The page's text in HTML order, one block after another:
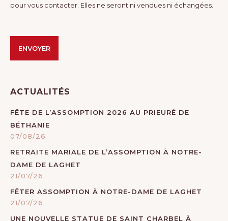
pour vous contacter. Elles ne seront ni vendues ni échangées.
Veuillez laisser ce champ vide.
ACTUALITÉS
FÊTE DE L’ASSOMPTION 2026 AU PRIEURÉ DE
BÉTHANIE
07/08/26
RETRAITE MARIALE DE L’ASSOMPTION À NOTRE-
DAME DE LAGHET
21/07/26
FÊTER ASSOMPTION À NOTRE-DAME DE LAGHET
21/07/26
UNE NOUVELLE STATUE DE SAINT CHARBEL À